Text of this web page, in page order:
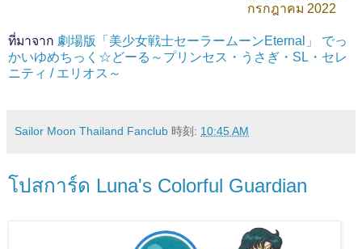
กรกฎาคม 2022
ที่มาจาก 劇場版「美少女戦士セーラームーンEternal」 でっ
かいゆめちっく☆どーる～プリンセス・うさぎ・SL・セレ
ニティ / エリオス～
Sailor Moon Thailand Fanclub 時刻: 10:45 AM
โปสการ์ด Luna's Colorful Guardian